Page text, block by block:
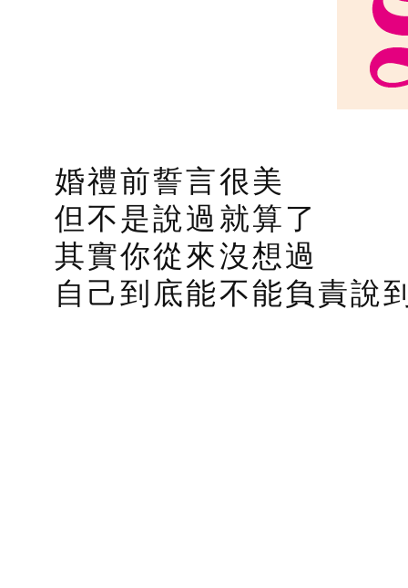
婚禮前誓言很美
但不是說過就算了
其實你從來沒想過
自己到底能不能負責說